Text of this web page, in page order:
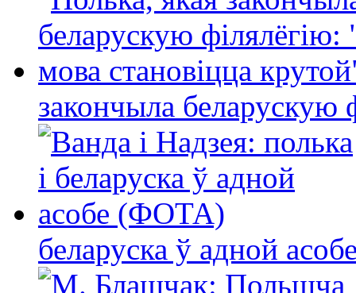
закончыла беларускую
беларуска ў адной